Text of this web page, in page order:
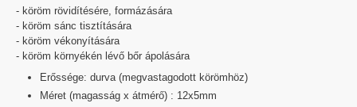
- köröm rövidítésére, formázására
- köröm sánc tisztítására
- köröm vékonyítására
- köröm környékén lévő bőr ápolására
Erőssége: durva (megvastagodott körömhöz)
Méret (magasság x átmérő) : 12x5mm